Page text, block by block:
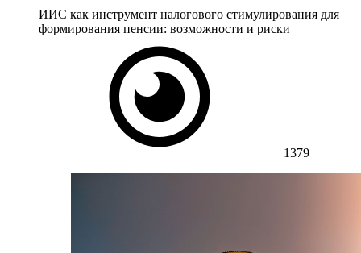
ИИС как инструмент налогового стимулирования для
формирования пенсии: возможности и риски
1379